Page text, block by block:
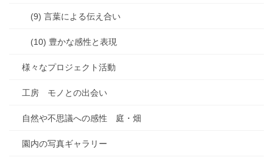
(9) 言葉による伝え合い
(10) 豊かな感性と表現
様々なプロジェクト活動
工房 モノとの出会い
自然や不思議への感性 庭・畑
園内の写真ギャラリー